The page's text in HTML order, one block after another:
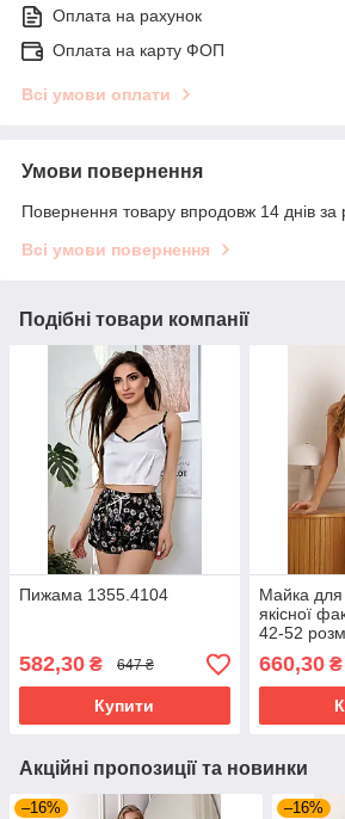
Оплата на рахунок
Оплата на карту ФОП
Всі умови оплати
Умови повернення
Повернення товару впродовж 14 днів за
Всі умови повернення
Подібні товари компанії
Пижама 1355.4104
582,30 ₴ 647 ₴
Купити
Майка для
якісної
42-52
кольори
660,30₴
Акційні пропозиції та новинки
–16% –16%